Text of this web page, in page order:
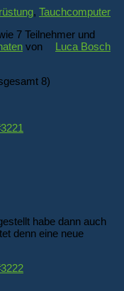
, Tauchcomputer
7 Teilnehmer und
von
Luca Bosch
8)
habe dann auch
denn eine neue